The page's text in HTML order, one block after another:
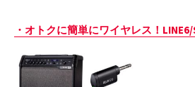
・オトクに簡単にワイヤレス！LINE6/